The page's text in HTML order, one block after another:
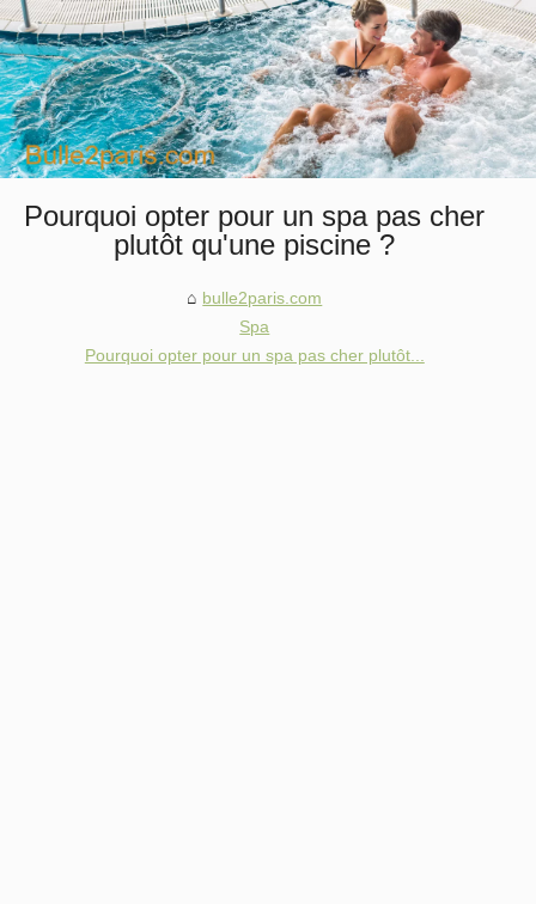
Pourquoi opter pour un spa pas cher
plutôt qu'une piscine ?
bulle2paris.com
Spa
Pourquoi opter pour un spa pas cher plutôt...